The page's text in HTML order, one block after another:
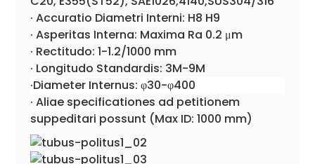
· Accuratio Diametri Interni: H8 H9
· Asperitas Interna: Maxima Ra 0.2 μm
· Rectitudo: 1-1.2/1000 mm
· Longitudo Standardis: 3M-9M
·Diameter Internus: φ30-φ400
· Aliae specificationes ad petitionem
suppeditari possunt (Max ID: 1000 mm)